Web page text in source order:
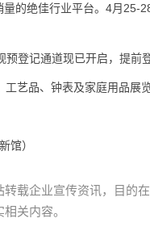
的绝佳行业平台。4月25-
登记通道现已开启，提前
工艺品、钟表及家庭用品展
馆）
载企业宣传资讯，目的
关内容。